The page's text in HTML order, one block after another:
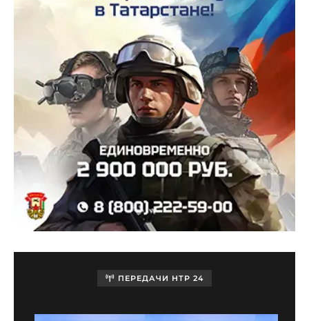
ПЕРЕДАЧИ НТР 24